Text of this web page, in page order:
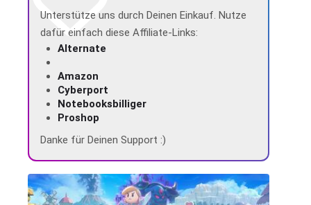
Unterstütze uns durch Deinen Einkauf. Nutze
dafür einfach diese Affiliate-Links:
Alternate
Amazon
Cyberport
Notebooksbilliger
Proshop
Danke für Deinen Support :)